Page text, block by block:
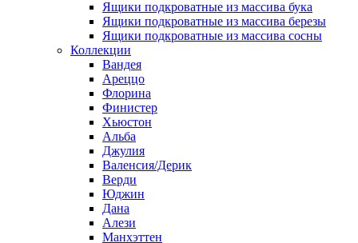
Ящики подкроватные из массива бука
Ящики подкроватные из массива березы
Ящики подкроватные из массива сосны
Коллекции
Вандея
Ареццо
Флорина
Финистер
Хьюстон
Альба
Джулия
Валенсия/Дерик
Верди
Юджин
Дана
Алези
Манхэттен